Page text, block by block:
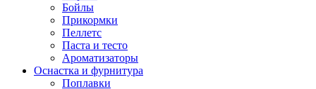
Бойлы
Прикормки
Пеллетс
Паста и тесто
Ароматизаторы
Оснастка и фурнитура
Поплавки